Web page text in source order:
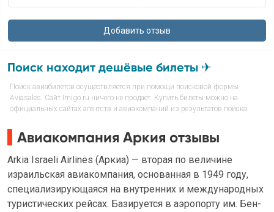
Поиск находит дешёвые билеты ✈
Поиск авиабилетов осуществляется при помощи поисковой формы
Aviasales. Сайт Imigo.ru ничего не продаёт. Купить билеты можно на
официальных сайтах агентств и авиакомпаний из результатов поиска.
Авиакомпания Аркия отзывы
Arkia Israeli Airlines (Аркиа) — вторая по величине
израильская авиакомпания, основанная в 1949 году,
специализирующаяся на внутренних и международных
туристических рейсах. Базируется в аэропорту им. Бен-